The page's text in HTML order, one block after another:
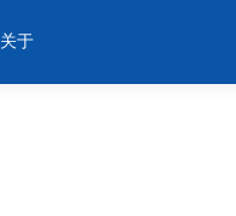
关于